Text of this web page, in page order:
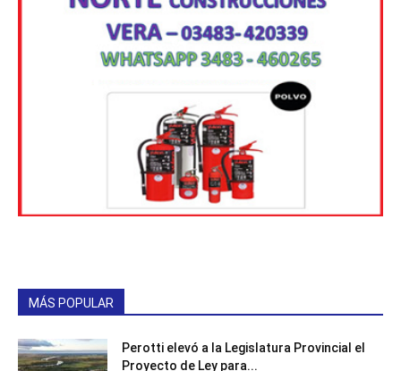
MÁS POPULAR
Perotti elevó a la Legislatura Provincial el
Proyecto de Ley para...